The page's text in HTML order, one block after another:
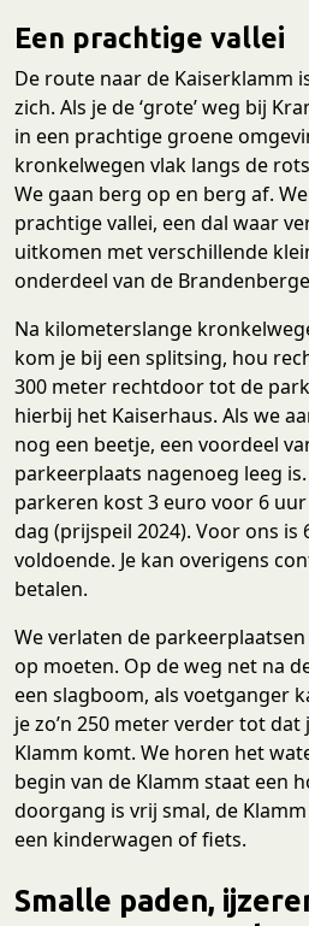
Een prachtige vallei
De route naar de Kaiserklamm
zich. Als je de ‘grote’ weg bij
in een prachtige groene
kronkelwegen vlak langs de
We gaan berg op en berg af.
prachtige vallei, een dal waar
uitkomen met verschillende
onderdeel van de
Na kilometerslange
kom je bij een splitsing, hou
300 meter rechtdoor tot de
hierbij het Kaiserhaus. Als we
nog een beetje, een voordeel
parkeerplaats nagenoeg leeg
parkeren kost 3 euro voor 6
dag (prijspeil 2024). Voor ons is
voldoende. Je kan overigens
betalen.
We verlaten de
op moeten. Op de weg net na
een slagboom, als voetganger
je zo’n 250 meter verder tot
Klamm komt. We horen het
begin van de Klamm staat een
doorgang is vrij smal, de
een kinderwagen of fiets.
Smalle paden,